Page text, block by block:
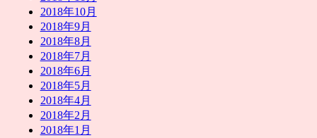
2018年10月
2018年9月
2018年8月
2018年7月
2018年6月
2018年5月
2018年4月
2018年2月
2018年1月